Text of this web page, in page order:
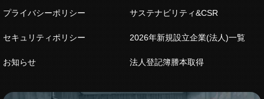
プライバシーポリシー
セキュリティポリシー
お知らせ
サステナビリティ&CSR
2026年新規設立企業(法人)一覧
法人登記簿謄本取得